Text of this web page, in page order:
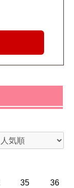
35 36